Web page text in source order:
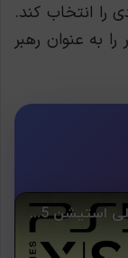
را انتخاب کند.
را به عنوان رهبر